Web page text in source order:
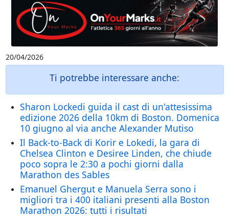
20/04/2026
Ti potrebbe interessare anche:
Sharon Lockedi guida il cast di un'attesissima
edizione 2026 della 10km di Boston. Domenica
10 giugno al via anche Alexander Mutiso
Il Back-to-Back di Korir e Lokedi, la gara di
Chelsea Clinton e Desiree Linden, che chiude
poco sopra le 2:30 a pochi giorni dalla
Marathon des Sables
Emanuel Ghergut e Manuela Serra sono i
migliori tra i 400 italiani presenti alla Boston
Marathon 2026: tutti i risultati